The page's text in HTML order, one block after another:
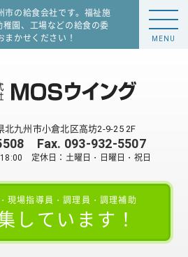
市の給食会社です。福祉施
園、工場などの給食の委
まかせください！
北九州市小倉北区高坊2-9-25 2F
Fax. 093-932-5507
定休日：土曜日・日曜日・祝日
現場指導員・調理員・調理補助
しています！
MENU